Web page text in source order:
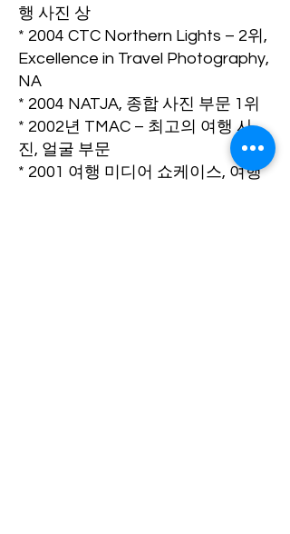
행 사진 상
* 2004 CTC Northern Lights – 2위,
Excellence in Travel Photography,
NA
* 2004 NATJA, 종합 사진 부문 1위
* 2002년 TMAC – 최고의 여행 사
진, 얼굴 부문
* 2001 여행 미디어 쇼케이스, 여행